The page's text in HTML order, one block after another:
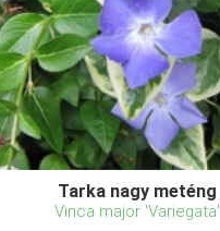
Tarka nagy meténg
Vinca major 'Variegata'